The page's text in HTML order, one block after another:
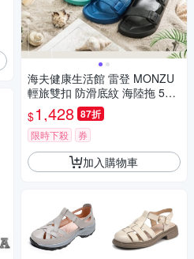
海夫健康生活館 雷登 MONZU
輕旅雙扣 防滑底紋 海陸拖 5款
顏色 任選4雙
$1,428 87折
限時下殺 券
加入購物車